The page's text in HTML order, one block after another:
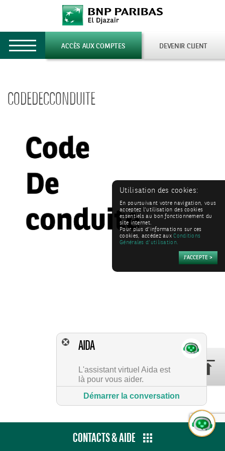
Toggle
navigation DEVENIR CLIENT
ACCÈS AUX COMPTES
CODEDECCONDUITE
CONTACTS & AIDE
Utilisation des cookies:
En poursuivant votre navigation, vous
acceptez l’utilisation des cookies
essentiels au bon fonctionnement du
site internet.
Pour plus d’informations sur ces
cookies, accédez auxConditions
Générales d’utilisation.
AIDA
L'assistant virtuel Aida est
là pour vous aider.
Démarrer la conversation